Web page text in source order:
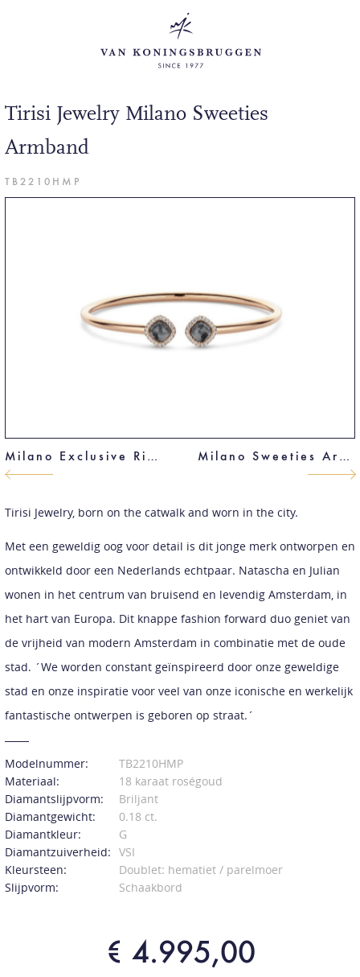
Tirisi Jewelry Milano Sweeties
Armband
TB2210HMP
Milano Exclusive Ring Milano Sweeties Armband
Tirisi Jewelry, born on the catwalk and worn in the city.
Met een geweldig oog voor detail is dit jonge merk ontworpen en
ontwikkeld door een Nederlands echtpaar. Natascha en Julian
wonen in het centrum van bruisend en levendig Amsterdam, in
het hart van Europa. Dit knappe fashion forward duo geniet van
de vrijheid van modern Amsterdam in combinatie met de oude
stad. ´We worden constant geïnspireerd door onze geweldige
stad en onze inspiratie voor veel van onze iconische en werkelijk
fantastische ontwerpen is geboren op straat.´
Modelnummer:
TB2210HMP
Materiaal:
18 karaat roségoud
Diamantslijpvorm:
Briljant
Diamantgewicht:
0.18 ct.
Diamantkleur:
G
Diamantzuiverheid: VSI
Kleursteen:
Doublet: hematiet / parelmoer
Slijpvorm:
Schaakbord
€ 4.995,00